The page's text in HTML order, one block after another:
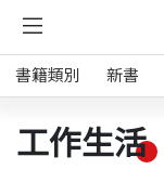
書籍類別 新書
工作生活